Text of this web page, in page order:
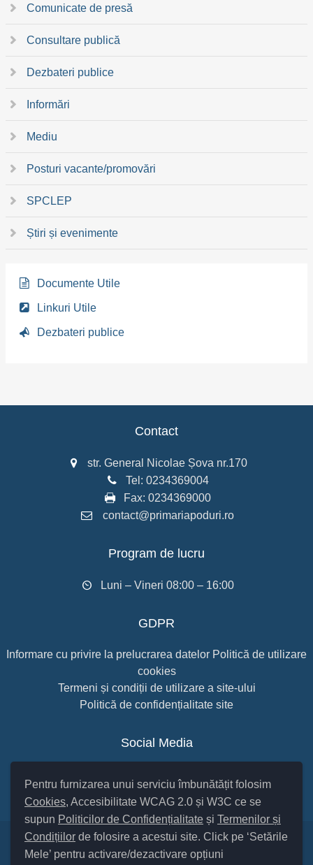
Pentru furnizarea unui serviciu îmbunătățit folosim
Cookies, Accesibilitate WCAG 2.0 și W3C ce se
supun Politicilor de Confidențialitate și Termenilor și
Condițiilor de folosire a acestui site. Click pe ‘Setările
Mele’ pentru activare/dezactivare opțiuni
Comunicate de presă
Consultare publică
Dezbateri publice
Informări
Mediu
Posturi vacante/promovări
SPCLEP
Știri și evenimente
Documente Utile
Linkuri Utile
Dezbateri publice
Contact
str. General Nicolae Șova nr.170
Tel: 0234369004
Fax: 0234369000
contact@primariapoduri.ro
Program de lucru
Luni – Vineri 08:00 – 16:00
GDPR
Informare cu privire la prelucrarea datelor Politică de utilizare
cookies
Termeni și condiții de utilizare a site-ului
Politică de confidențialitate site
Social Media
Setări Cookies și Accesibilitate